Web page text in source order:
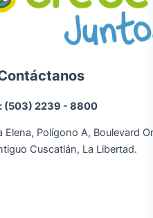
(503) 2239 - 8800
Elena, Polígono A, Boulevard
Cuscatlán, La Libertad.